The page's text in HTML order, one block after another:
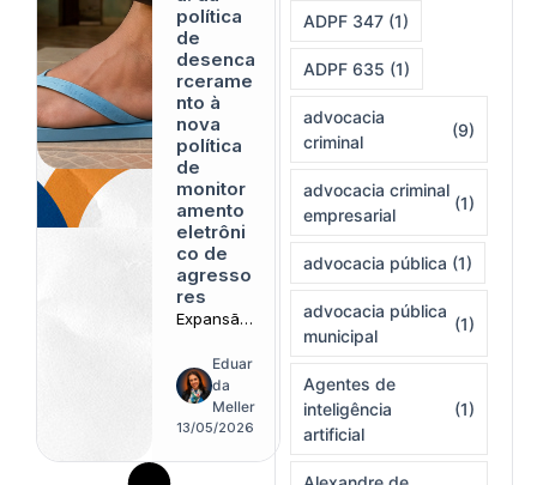
mento
política
de
desenca
rcerame
nto à
nova
política
de
monitor
amento
eletrôni
co de
agresso
res
Expansão
tornozelei
ras
redefine o
espaço
Eduar
da
Meller
13/05/2026
ADPF 347 (1)
ADPF 635 (1)
advocacia
criminal
(9)
advocacia criminal
empresarial
(1)
advocacia pública (1)
advocacia pública
municipal
(1)
Agentes de
inteligência
artificial
(1)